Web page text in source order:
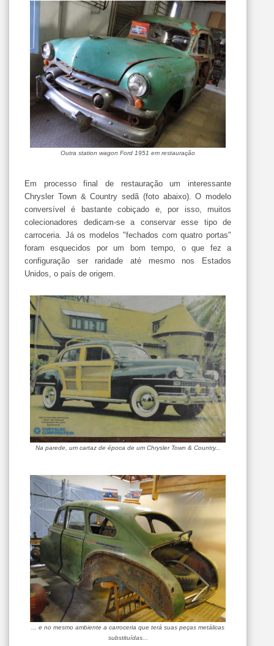
Outra station wagon Ford 1951 em restauração
Em processo final de restauração um interessante
Chrysler Town & Country sedã (foto abaixo). O modelo
conversível é bastante cobiçado e, por isso, muitos
colecionadores dedicam-se a conservar esse tipo de
carroceria. Já os modelos "fechados com quatro portas"
foram esquecidos por um bom tempo, o que fez a
configuração ser raridade até mesmo nos Estados
Unidos, o país de origem.
Na parede, um cartaz de época de um Chrysler Town & Country...
... e no mesmo ambiente a carroceria que terá suas peças metálicas
substituídas...